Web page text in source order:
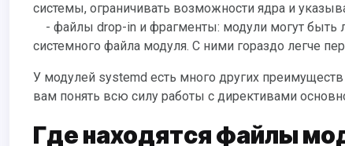
системы, ограничивать возможности ядра и
- файлы drop-in и фрагменты: модули могут
системного файла модуля. С ними гораздо легче
У модулей systemd есть много других преимуществ над объектами других систем инициализации, но это должно дать
вам понять всю силу работы с директивами
Где находятся файлы